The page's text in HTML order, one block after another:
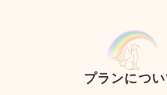
プランについ